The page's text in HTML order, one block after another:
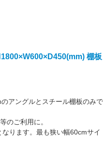
棚板
アングルとスチール棚板のみで
のご利用に。
ります。最も狭い幅60cmサイ